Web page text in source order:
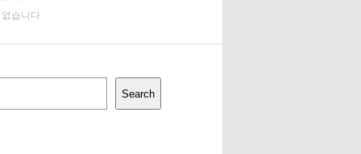
없습니다
Search